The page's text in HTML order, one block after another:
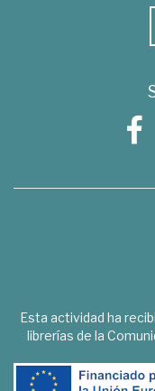
Esta actividad ha
librerías de la